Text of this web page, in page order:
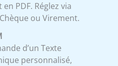
PDF. Réglez via
ou Virement.
d’un Texte
personnalisé,